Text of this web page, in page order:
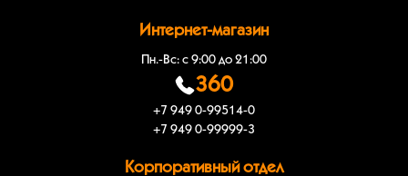
Интернет-магазин
Пн.-Вс: с 9:00 до 21:00
360
+7 949 0-99514-0
+7 949 0-99999-3
Корпоративный отдел